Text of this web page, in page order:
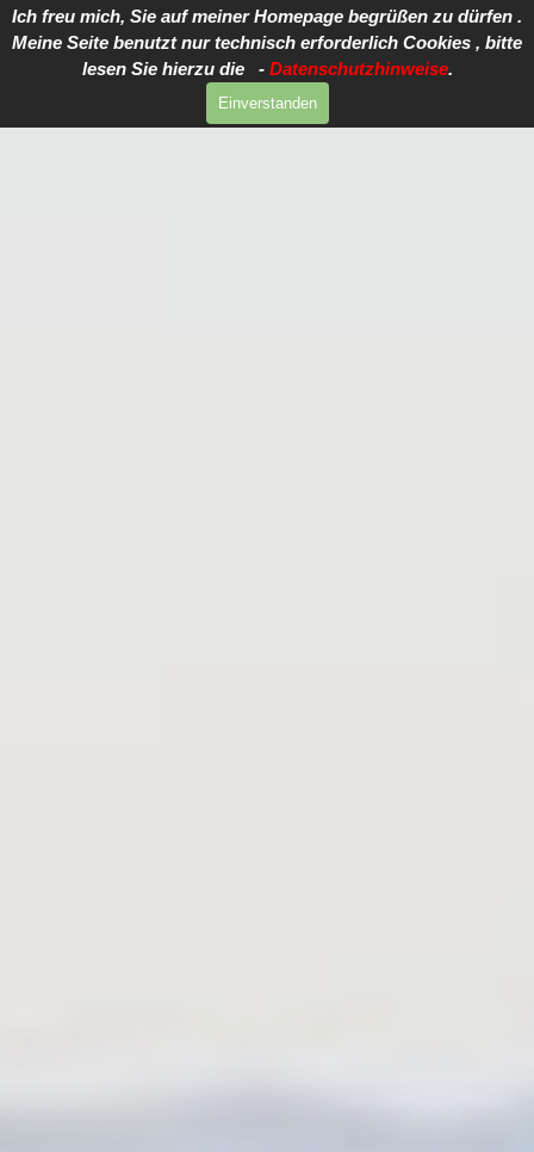
Ich freu mich, Sie auf meiner Homepage begrüßen zu dürfen .
Meine Seite benutzt nur technisch erforderlich Cookies , bitte
lesen Sie hierzu die - Datenschutzhinweise.
Einverstanden
Direkt zum Seiteninhalt